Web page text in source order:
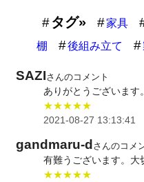
タグ» 家具
棚
後組み立て
SAZIさんのコメント
ありがとうございます
★★★★★
2021-08-27 13:13:41
gandmaru-d さんのコメ
有難うございます。大
★★★★★